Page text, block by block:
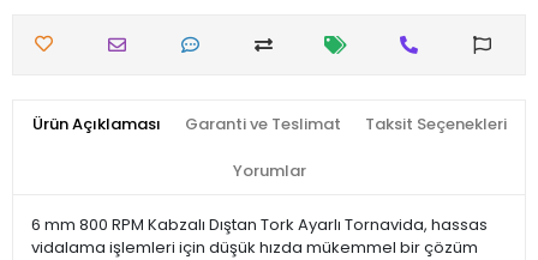
Ürün Açıklaması Garanti ve Teslimat Taksit Seçenekleri
Yorumlar
6 mm 800 RPM Kabzalı Dıştan Tork Ayarlı Tornavida, hassas
vidalama işlemleri için düşük hızda mükemmel bir çözüm